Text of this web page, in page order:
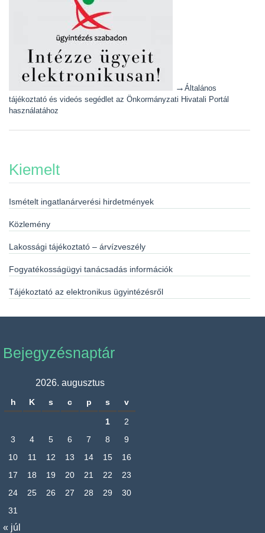
→ Általános
tájékoztató és videós segédlet az Önkormányzati Hivatali Portál
használatához
Kiemelt
Ismételt ingatlanárverési hirdetmények
Közlemény
Lakossági tájékoztató – árvízveszély
Fogyatékosságügyi tanácsadás információk
Tájékoztató az elektronikus ügyintézésről
Bejegyzésnaptár
2026. augusztus
h K s c p s v
1
2
3
4 5 6 7 8
9
10
11 12 13 14 15
16
17
18 19 20 21 22
23
24
25 26 27 28 29
30
31
« júl